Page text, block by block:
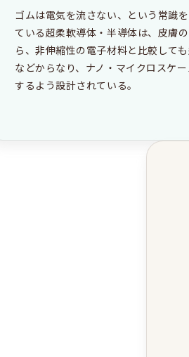
ゴムは電気を流さない、という常識
ている超柔軟導体・半導体は、皮膚
ら、非伸縮性の電子材料と比較して
などからなり、ナノ・マイクロスケ
するよう設計されている。